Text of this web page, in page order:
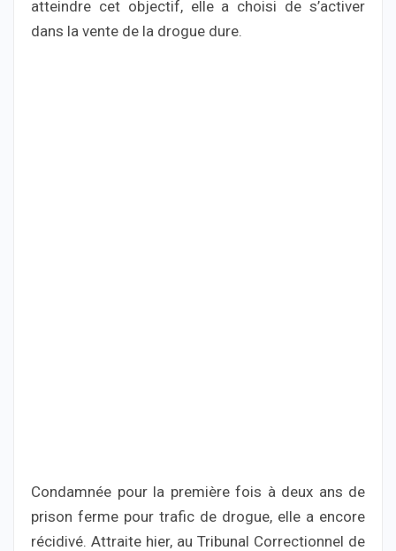
atteindre cet objectif, elle a choisi de s’activer
dans la vente de la drogue dure.
Condamnée pour la première fois à deux ans de
prison ferme pour trafic de drogue, elle a encore
récidivé. Attraite hier, au Tribunal Correctionnel de